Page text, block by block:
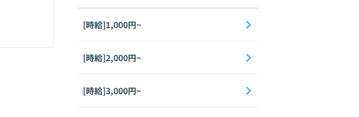
[時給]1,000円~
[時給]2,000円~
[時給]3,000円~